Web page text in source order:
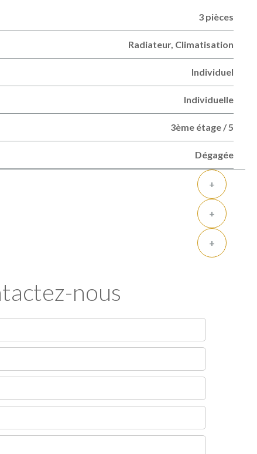
3 pièces
Radiateur, Climatisation
Individuel
Individuelle
3ème étage / 5
Dégagée
+
+
+
nous